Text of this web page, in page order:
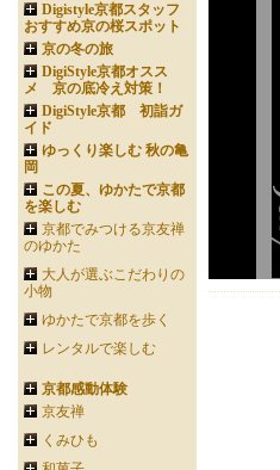
Digistyle京都スタッフ
おすすめ京の桜スポット
京の冬の旅
DigiStyle京都オスス
メ 京の底冷え対策！
DigiStyle京都 初詣ガ
イド
ゆっくり楽しむ 秋の亀
岡
この夏、ゆかたで京都
を楽しむ
京都でみつける京友禅
のゆかた
大人が選ぶこだわりの
小物
ゆかたで京都を歩く
レンタルで楽しむ
京都感動体験
京友禅
くみひも